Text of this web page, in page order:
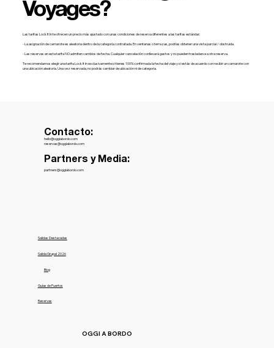
Voyages?
Las tarifas Lock It In te ofrecen un precio más ajustado con unas condiciones de reserva diferentes a las tarifas estándar:
- La asignación de camarote es aleatoria dentro de la categoría contratada. En ventanas o terrazas, podrías obtener una vista parcial / obstruida.
- Las reservas en esta tarifa NO admiten cambios de fecha. Cualquier cancelación conllevará gastos y no pueden trasladarse a otra reserva.
Te recomendamos elegir una tarifa Lock It In exclusivamente si tienes 100% confirmada la fecha del viaje y si estás de acuerdo con recibir un camarote con
una ubicación aleatoria. Una vez reservada, no podrás cambiar de ubicación ni de categoría.
OGGI A BORDO
Salidas Destacadas
Salida Grupal 2026
Guías de Puertos
Blog
Reservas
Contacto:
hello@oggiabordo.com
reservas@oggiabordo.com
Partners y Media:
partners@oggiabordo.com